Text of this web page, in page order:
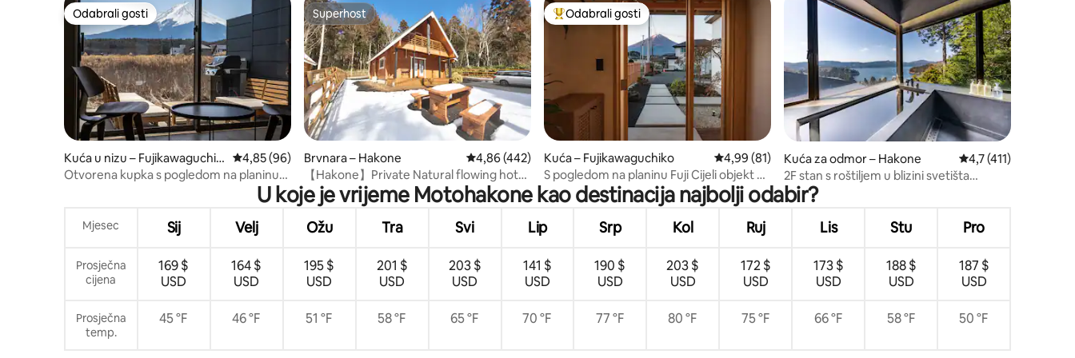
Odabrali gosti
Odabrali gosti
Kuća u nizu – Fujikawaguchik
o
Prosječna ocjena: 4,85/5, recenzija: 96
4,85 (96)
Otvorena kupka s pogledom na planinu
Superhost
Superhost
Brvnara – Hakone Prosječna ocjena: 4,86/5, recenzija: 442
4,86 (442)
【Hakone】Private Natural flowing hot
spring【K】
Među najviše rangiranima s oznakom „Odabrali gosti”
Odabrali gosti
Kuća – Fujikawaguchiko Prosječna ocjena: 4,99/5, recenzija: 81
4,99 (81)
S pogledom na planinu Fuji Cijeli objekt za
najam „Tsukiyomi” | Prostor za luksuzan
boravak koji spaja moderno i japansko |
Do parka uz jezero U pješačkoj
udaljenosti
Kuća za odmor – Hakone Prosječna ocjena:
4,7 (411)
2F stan s roštiljem u blizini svetišta
Hakone | Pogled na planinu Fuji
U koje je vrijeme Motohakone kao destinacija najbolji odabir?
Mjesec Sij Velj Ožu Tra Svi Lip Srp Kol Ruj Lis Stu Pro
Prosječna
cijena
169 $
USD
164 $
USD
195 $
USD
201 $
USD
203 $
USD
141 $
USD
190 $
USD
203 $
USD
172 $
USD
173 $
USD
188 $
USD
187 $
USD
Prosječna
temp.
45 °F 46 °F 51 °F 58 °F 65 °F 70 °F 77 °F 80 °F 75 °F 66 °F 58 °F 50 °F